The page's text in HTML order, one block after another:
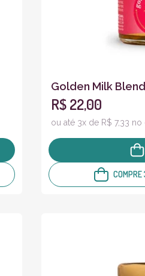
Golden Milk
R$ 22,00
ou até 3x de R$ 7,33 no